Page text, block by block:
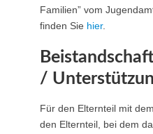
Familien” vom
finden Sie hier.
/
Für den Elternteil mit
den Elternteil, bei dem